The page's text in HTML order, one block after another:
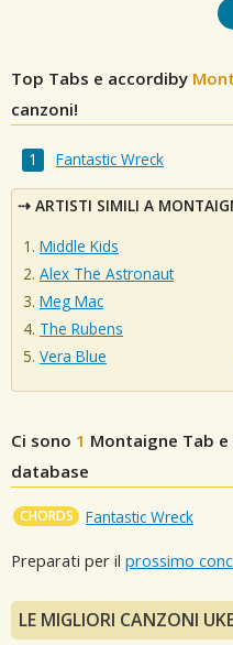
Top Tabs e accordiby
canzoni!
Fantastic Wreck
ARTISTI SIMILI A
Middle Kids
Alex The Astronaut
Meg Mac
The Rubens
Vera Blue
Ci sono 1 Montaigne Tab
database
CHORDS Fantastic Wreck
Preparati per il prossimo
LE MIGLIORI CANZONI